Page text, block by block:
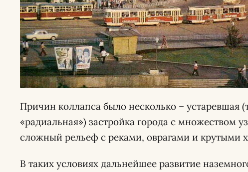
Причин коллапса было несколько – устаревшая
«радиальная») застройка города с множеством
сложный рельеф с реками, оврагами и крутыми
В таких условиях дальнейшее развитие